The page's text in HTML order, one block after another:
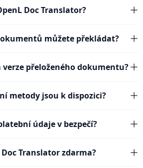
Doc Translator?
můžete překládat?
verze přeloženého dokumentu?
metody jsou k dispozici?
údaje v bezpečí?
Doc Translator zdarma?